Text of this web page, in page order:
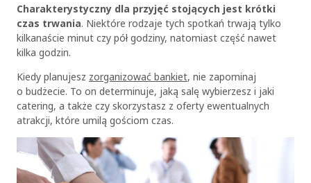
Charakterystyczny dla przyjęć stojących jest krótki
czas trwania. Niektóre rodzaje tych spotkań trwają tylko
kilkanaście minut czy pół godziny, natomiast część nawet
kilka godzin.
Kiedy planujesz zorganizować bankiet, nie zapominaj
o budżecie. To on determinuje, jaką salę wybierzesz i jaki
catering, a także czy skorzystasz z oferty ewentualnych
atrakcji, które umilą gościom czas.